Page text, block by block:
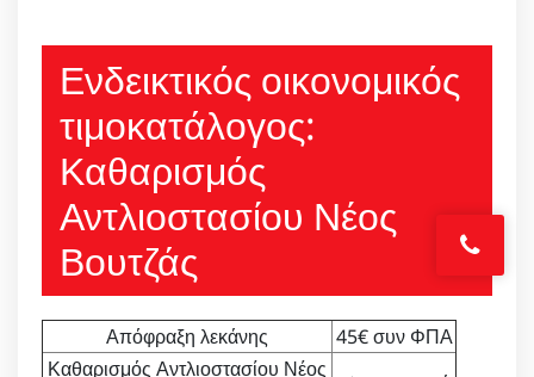
Ενδεικτικός οικονομικός
τιμοκατάλογος:
Καθαρισμός
Αντλιοστασίου Νέος
Βουτζάς
Απόφραξη λεκάνης
45€ συν ΦΠΑ
Καθαρισμός Αντλιοστασίου Νέος